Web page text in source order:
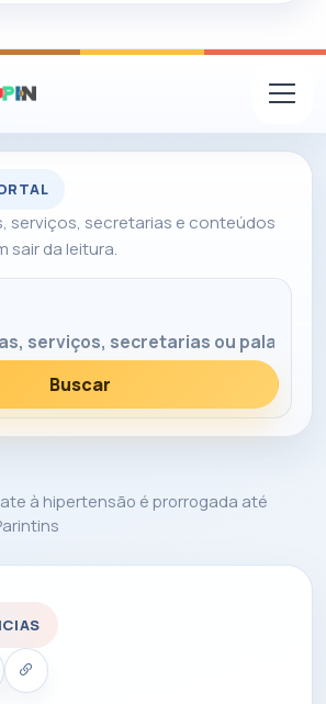
serviços, secretarias e conteúdos
sair da leitura.
Buscar
à hipertensão é prorrogada até